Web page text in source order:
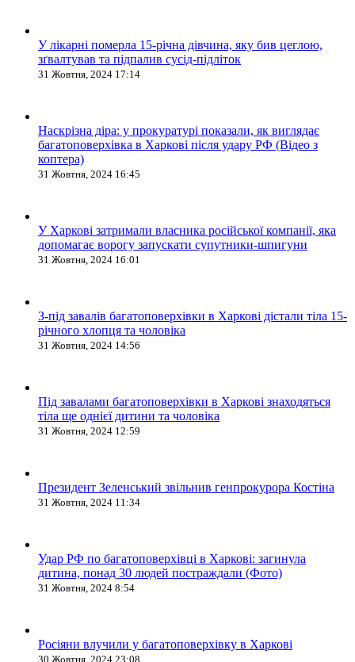
У лікарні померла 15-річна дівчина, яку бив цеглою,
зґвалтував та підпалив сусід-підліток
31 Жовтня, 2024 17:14
Наскрізна діра: у прокуратурі показали, як виглядає
багатоповерхівка в Харкові після удару РФ (Відео з
коптера)
31 Жовтня, 2024 16:45
У Харкові затримали власника російської компанії, яка
допомагає ворогу запускати супутники-шпигуни
31 Жовтня, 2024 16:01
З-під завалів багатоповерхівки в Харкові дістали тіла 15-
річного хлопця та чоловіка
31 Жовтня, 2024 14:56
Під завалами багатоповерхівки в Харкові знаходяться
тіла ще однієї дитини та чоловіка
31 Жовтня, 2024 12:59
Президент Зеленський звільнив генпрокурора Костіна
31 Жовтня, 2024 11:34
Удар РФ по багатоповерхівці в Харкові: загинула
дитина, понад 30 людей постраждали (Фото)
31 Жовтня, 2024 8:54
Росіяни влучили у багатоповерхівку в Харкові
30 Жовтня, 2024 23:08